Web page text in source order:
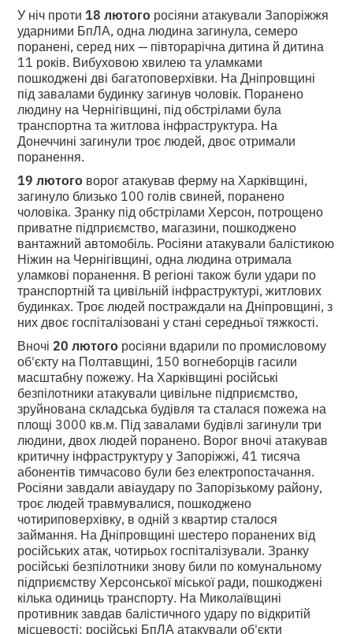
У ніч проти18 лютого росіяни атакували Запоріжжя
ударними БпЛА, одна людина загинула, семеро
поранені, серед них — півторарічна дитина й дитина
11 років. Вибуховою хвилею та уламками
пошкоджені дві багатоповерхівки. На Дніпровщині
під завалами будинку загинув чоловік. Поранено
людину на Чернігівщині, під обстрілами була
транспортна та житлова інфраструктура. На
Донеччині загинули троє людей, двоє отримали
поранення.
19 лютого ворог атакував ферму на Харківщині,
загинуло близько 100 голів свиней, поранено
чоловіка. Зранку під обстрілами Херсон, потрощено
приватне підприємство, магазини, пошкоджено
вантажний автомобіль. Росіяни атакували балістикою
Ніжин на Чернігівщині, одна людина отримала
уламкові поранення. В регіоні також були удари по
транспортній та цивільній інфраструктурі, житлових
будинках. Троє людей постраждали на Дніпровщині, з
них двоє госпіталізовані у стані середньої тяжкості.
Вночі 20 лютого росіяни вдарили по промисловому
об'єкту на Полтавщині, 150 вогнеборців гасили
масштабну пожежу. На Харківщині російські
безпілотники атакували цивільне підприємство,
зруйнована складська будівля та сталася пожежа на
площі 3000 кв.м. Під завалами будівлі загинули три
людини, двох людей поранено. Ворог вночі атакував
критичну інфраструктуру у Запоріжжі, 41 тисяча
абонентів тимчасово були без електропостачання.
Росіяни завдали авіаудару по Запорізькому району,
троє людей травмувалися, пошкоджено
чотириповерхівку, в одній з квартир сталося
займання. На Дніпровщині шестеро поранених від
російських атак, чотирьох госпіталізували. Зранку
російські безпілотники знову били по комунальному
підприємству Херсонської міської ради, пошкоджені
кілька одиниць транспорту. На Миколаївщині
противник завдав балістичного удару по відкритій
місцевості; російські БпЛА атакували об'єкти